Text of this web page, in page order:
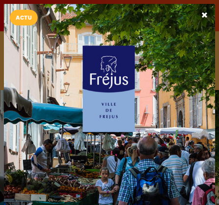
LaCarte LaCarte sur
Play Store
Installez l'App LaCarte
Téléchargez gratuitement l'app LaCarte pour suivre vos
commerces favoris et ne rien rater !
Télécharger Plus tard
ACTU